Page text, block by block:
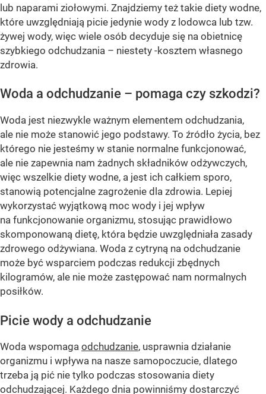
lub naparami ziołowymi. Znajdziemy też takie diety wodne,
które uwzględniają picie jedynie wody z lodowca lub tzw.
żywej wody, więc wiele osób decyduje się na obietnicę
szybkiego odchudzania – niestety -kosztem własnego
zdrowia.
Woda a odchudzanie – pomaga czy szkodzi?
Woda jest niezwykle ważnym elementem odchudzania,
ale nie może stanowić jego podstawy. To źródło życia, bez
którego nie jesteśmy w stanie normalne funkcjonować,
ale nie zapewnia nam żadnych składników odżywczych,
więc wszelkie diety wodne, a jest ich całkiem sporo,
stanowią potencjalne zagrożenie dla zdrowia. Lepiej
wykorzystać wyjątkową moc wody i jej wpływ
na funkcjonowanie organizmu, stosując prawidłowo
skomponowaną dietę, która będzie uwzględniała zasady
zdrowego odżywiana. Woda z cytryną na odchudzanie
może być wsparciem podczas redukcji zbędnych
kilogramów, ale nie może zastępować nam normalnych
posiłków.
Picie wody a odchudzanie
Woda wspomaga odchudzanie, usprawnia działanie
organizmu i wpływa na nasze samopoczucie, dlatego
trzeba ją pić nie tylko podczas stosowania diety
odchudzającej. Każdego dnia powinniśmy dostarczyć